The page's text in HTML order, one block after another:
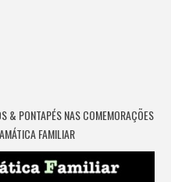
& PONTAPÉS NAS COMEMORAÇÕES
FAMILIAR